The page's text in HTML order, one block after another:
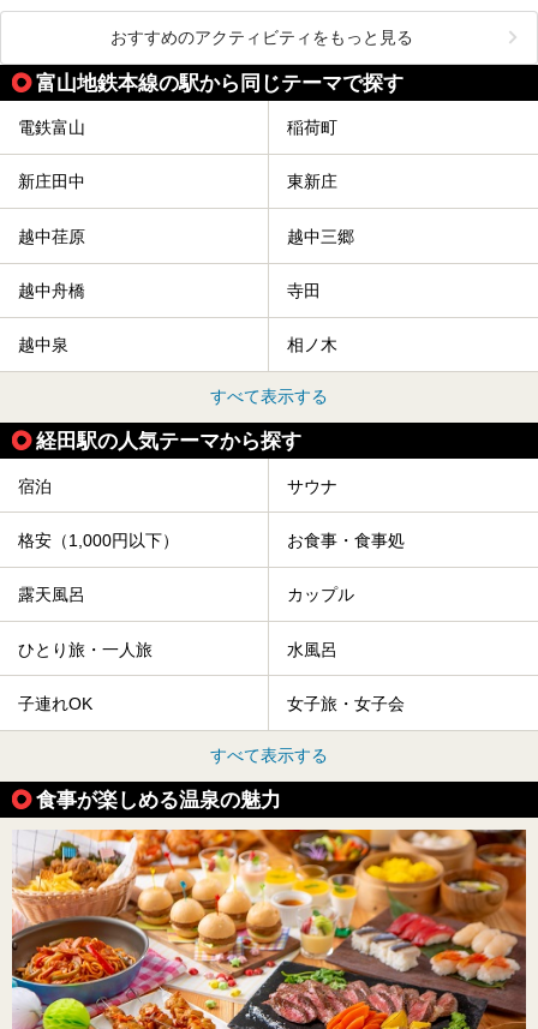
おすすめのアクティビティをもっと見る
富山地鉄本線の駅から同じテーマで探す
電鉄富山 稲荷町
新庄田中 東新庄
越中荏原 越中三郷
越中舟橋 寺田
越中泉 相ノ木
すべて表示する
経田駅の人気テーマから探す
宿泊 サウナ
格安（1,000円以下） お食事・食事処
露天風呂 カップル
ひとり旅・一人旅 水風呂
子連れOK 女子旅・女子会
すべて表示する
食事が楽しめる温泉の魅力